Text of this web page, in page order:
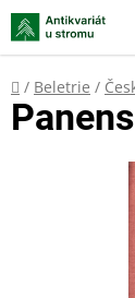
Přejít
na
obsah
Domů
/ Beletrie /